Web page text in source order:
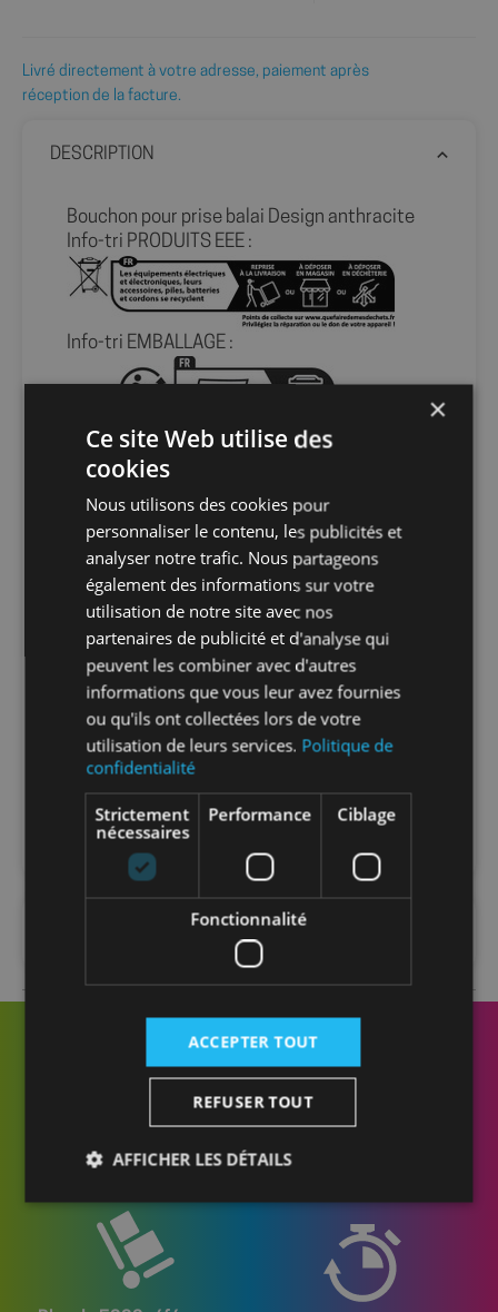
Livré directement à votre adresse, paiement après
réception de la facture.
DESCRIPTION
Bouchon pour prise balai Design anthracite
Info-tri PRODUITS EEE :
Info-tri EMBALLAGE :
En savoir plus sur le tri de nos emballages et
de nos produits
Packaging Oui
Nombre par
unité
1
Nombre par
Nombre par
palette
Des conseillers
Livraison sur chantier
×
Ce site Web utilise des
cookies
Nous utilisons des cookies pour
personnaliser le contenu, les publicités et
analyser notre trafic. Nous partageons
également des informations sur votre
utilisation de notre site avec nos
partenaires de publicité et d'analyse qui
peuvent les combiner avec d'autres
informations que vous leur avez fournies
ou qu'ils ont collectées lors de votre
utilisation de leurs services. Politique de
confidentialité
Strictement
nécessaires
Performance Ciblage
Fonctionnalité
ACCEPTER TOUT
REFUSER TOUT
AFFICHER LES DÉTAILS
Strictement nécessaires
Performance
Fonctionnalité